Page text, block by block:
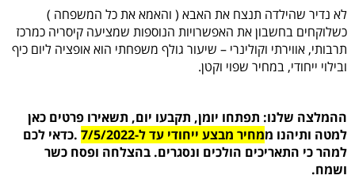
לא נדיר שהילדה תנצח את האבא ( והאמא את כל המשפחה )
כשלוקחים בחשבון את האפשרויות הנוספות שמציעה קיסריה כמרכז
תרבותי, אווירתי וקולינרי – שיעור גולף משפחתי הוא אופציה ליום כיף
ובילוי ייחודי, במחיר שפוי וקטן.
ההמלצה שלנו: תפתחו יומן, תקבעו יום, תשאירו פרטים כאן
למטה ותיהנו ממחיר מבצע ייחודי עד ל-7/5/2022
.כדאי לכם
למהר כי התאריכים הולכים ונסגרים. בהצלחה ופסח כשר
ושמח.